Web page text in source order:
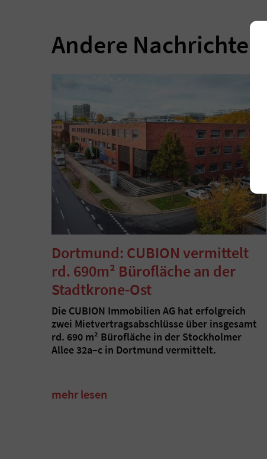
Andere Nachrichten
Dortmund: CUBION vermittelt
rd. 690m² Bürofläche an der
Stadtkrone-Ost
Die CUBION Immobilien AG hat erfolgreich
zwei Mietvertragsabschlüsse über insgesamt
rd. 690 m² Bürofläche in der Stockholmer
Allee 32a–c in Dortmund vermittelt.
mehr lesen